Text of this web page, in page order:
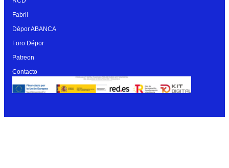
Fabril
Dépor ABANCA
Foro Dépor
Patreon
Contacto